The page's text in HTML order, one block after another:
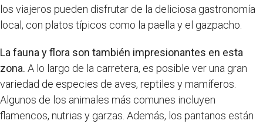
los viajeros pueden disfrutar de la deliciosa gastronomía
local, con platos típicos como la paella y el gazpacho.
La fauna y flora son también impresionantes en esta
zona. A lo largo de la carretera, es posible ver una gran
variedad de especies de aves, reptiles y mamíferos.
Algunos de los animales más comunes incluyen
flamencos, nutrias y garzas. Además, los pantanos están